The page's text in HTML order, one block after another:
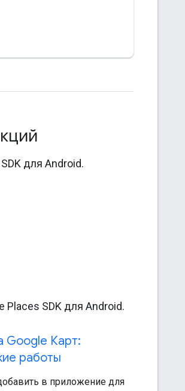
для Android.
SDK для Android.
Google Карт:
работы
в приложение для